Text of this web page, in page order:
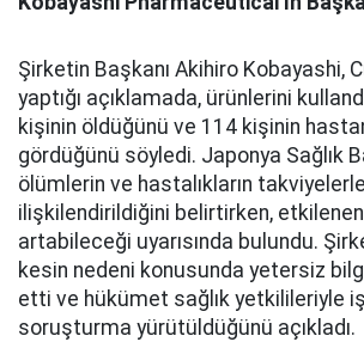
Şirketin Başkanı Akihiro Kobayashi,
yaptığı açıklamada, ürünlerini
kişinin öldüğünü ve 114 kişinin
gördüğünü söyledi. Japonya Sağlık
ölümlerin ve hastalıkların takviyelerle
ilişkilendirildiğini belirtirken,
artabileceği uyarısında bulundu.
kesin nedeni konusunda yetersiz
etti ve hükümet sağlık yetkilileriyle
soruşturma yürütüldüğünü açıkladı.